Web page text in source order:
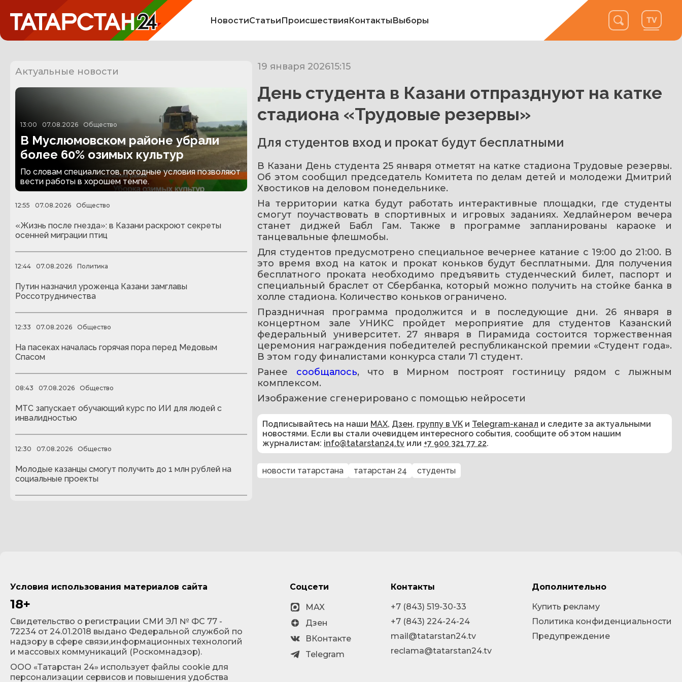
НовостиСтатьиПроисшествияКонтактыВыборы
Актуальные новости
13:00 07.08.2026 Общество
В Муслюмовском районе убрали
более 60% озимых культур
По словам специалистов, погодные условия позволяют
вести работы в хорошем темпе.
12:55 07.08.2026 Общество
«Жизнь после гнезда»: в Казани раскроют секреты
осенней миграции птиц
12:44 07.08.2026 Политика
Путин назначил уроженца Казани замглавы
Россотрудничества
12:33 07.08.2026 Общество
На пасеках началась горячая пора перед Медовым
Спасом
08:43 07.08.2026 Общество
МТС запускает обучающий курс по ИИ для людей с
инвалидностью
12:30 07.08.2026 Общество
Молодые казанцы смогут получить до 1 млн рублей на
социальные проекты
19 января 202615:15
День студента в Казани отпразднуют на катке
стадиона «Трудовые резервы»
Для студентов вход и прокат будут бесплатными
В Казани День студента 25 января отметят на катке стадиона Трудовые резервы.
Об этом сообщил председатель Комитета по делам детей и молодежи Дмитрий
Хвостиков на деловом понедельнике.
На территории катка будут работать интерактивные площадки, где студенты
смогут поучаствовать в спортивных и игровых заданиях. Хедлайнером вечера
станет диджей Бабл Гам. Также в программе запланированы караоке и
танцевальные флешмобы.
Для студентов предусмотрено специальное вечернее катание с 19:00 до 21:00. В
это время вход на каток и прокат коньков будут бесплатными. Для получения
бесплатного проката необходимо предъявить студенческий билет, паспорт и
специальный браслет от Сбербанка, который можно получить на стойке банка в
холле стадиона. Количество коньков ограничено.
Праздничная программа продолжится и в последующие дни. 26 января в
концертном зале УНИКС пройдет мероприятие для студентов Казанский
федеральный университет. 27 января в Пирамида состоится торжественная
церемония награждения победителей республиканской премии «Студент года».
В этом году финалистами конкурса стали 71 студент.
Ранее сообщалось, что в Мирном построят гостиницу рядом с лыжным
комплексом.
Изображение сгенерировано с помощью нейросети
Подписывайтесь на наши MAX, Дзен, группу в VK и Telegram-канал и следите за актуальными
новостями. Если вы стали очевидцем интересного события, сообщите об этом нашим
журналистам: info@tatarstan24.tv или +7 900 321 77 22.
новости татарстана татарстан 24 студенты
Условия использования материалов сайта
18+
Cвидетельство о регистрации СМИ ЭЛ № ФС 77 -
72234 от 24.01.2018 выдано Федеральной службой по
надзору в сфере связи,информационных технологий
и массовых коммуникаций (Роскомнадзор).
ООО «Татарстан 24» использует файлы cookie для
персонализации сервисов и повышения удобства
Соцсети
MAX
Дзен
ВКонтакте
Telegram
Контакты
+7 (843) 519-30-33
+7 (843) 224-24-24
mail@tatarstan24.tv
reclama@tatarstan24.tv
Дополнительно
Купить рекламу
Политика конфиденциальности
Предупреждение